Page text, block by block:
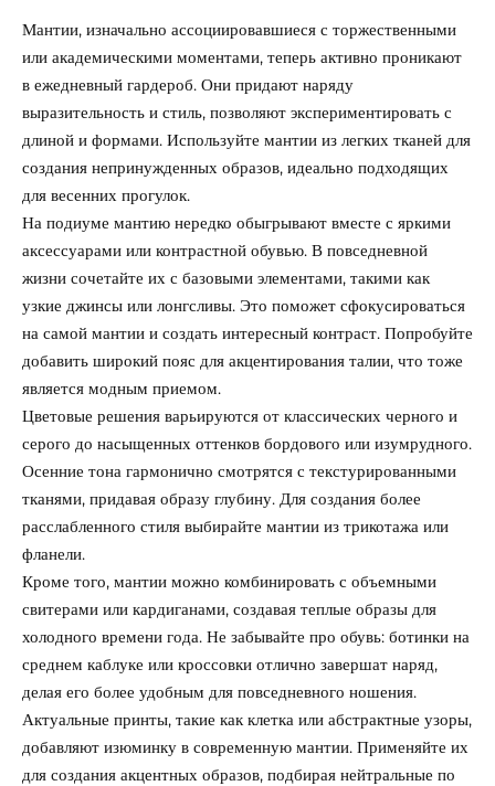
Мантии, изначально ассоциировавшиеся с торжественными
или академическими моментами, теперь активно проникают
в ежедневный гардероб. Они придают наряду
выразительность и стиль, позволяют экспериментировать с
длиной и формами. Используйте мантии из легких тканей для
создания непринужденных образов, идеально подходящих
для весенних прогулок.
На подиуме мантию нередко обыгрывают вместе с яркими
аксессуарами или контрастной обувью. В повседневной
жизни сочетайте их с базовыми элементами, такими как
узкие джинсы или лонгсливы. Это поможет сфокусироваться
на самой мантии и создать интересный контраст. Попробуйте
добавить широкий пояс для акцентирования талии, что тоже
является модным приемом.
Цветовые решения варьируются от классических черного и
серого до насыщенных оттенков бордового или изумрудного.
Осенние тона гармонично смотрятся с текстурированными
тканями, придавая образу глубину. Для создания более
расслабленного стиля выбирайте мантии из трикотажа или
фланели.
Кроме того, мантии можно комбинировать с объемными
свитерами или кардиганами, создавая теплые образы для
холодного времени года. Не забывайте про обувь: ботинки на
среднем каблуке или кроссовки отлично завершат наряд,
делая его более удобным для повседневного ношения.
Актуальные принты, такие как клетка или абстрактные узоры,
добавляют изюминку в современную мантии. Применяйте их
для создания акцентных образов, подбирая нейтральные по